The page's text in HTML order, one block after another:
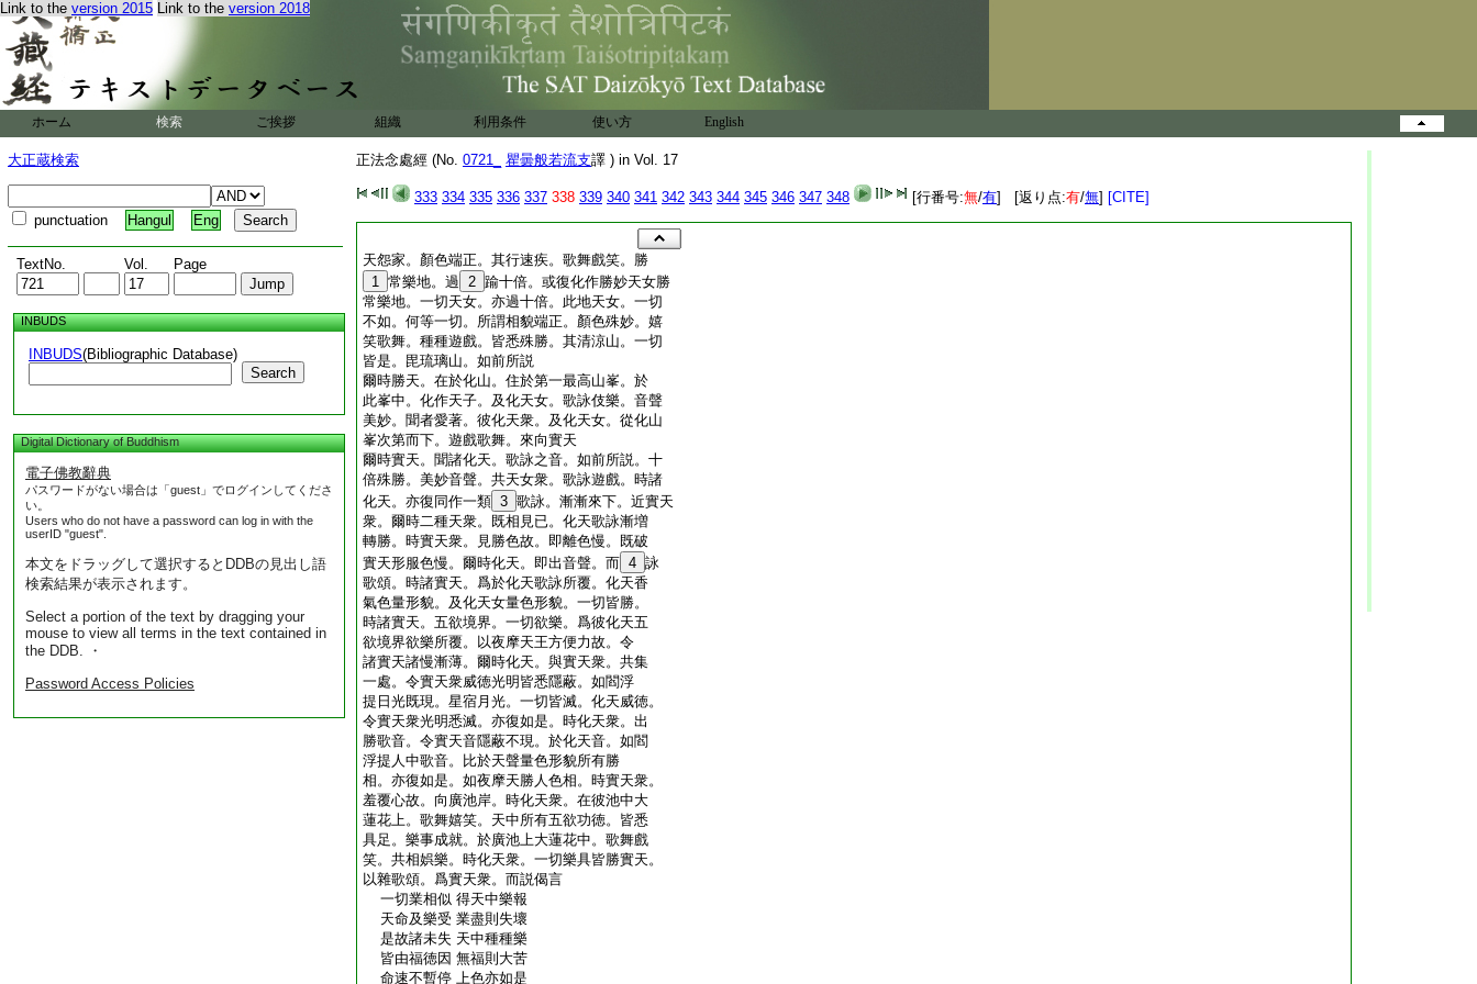
Link to the version 2015 Link to the version 2018
ホーム 検索 ご挨拶 組織 利用条件 使い方 English
大正蔵検索
punctuation Hangul Eng
TextNo. Vol. Page
INBUDS
INBUDS(Bibliographic Database)
Search
Digital Dictionary of Buddhism
電子佛教辭典
パスワードがない場合は「guest」でログインしてくださ
い。
Users who do not have a password can log in with the
userID "guest".
本文をドラッグして選択するとDDBの見出し語
検索結果が表示されます。
Select a portion of the text by dragging your
mouse to view all terms in the text contained in
the DDB. ・
Password Access Policies
正法念處經 (No. 0721_ 瞿曇般若流支譯 ) in Vol. 17
333 334 335 336 337 338 339 340 341 342 343 344 345 346 347 348 [行番号:無/有] [返り点:有/無] [CITE]
天怨家。顏色端正。其行速疾。歌舞戲笑。勝
1 常樂地。過 2 踰十倍。或復化作勝妙天女勝
常樂地。一切天女。亦過十倍。此地天女。一切
不如。何等一切。所謂相貌端正。顏色殊妙。嬉
笑歌舞。種種遊戲。皆悉殊勝。其清涼山。一切
皆是。毘琉璃山。如前所説
爾時勝天。在於化山。住於第一最高山峯。於
此峯中。化作天子。及化天女。歌詠伎樂。音聲
美妙。聞者愛著。彼化天衆。及化天女。從化山
峯次第而下。遊戲歌舞。來向實天
爾時實天。聞諸化天。歌詠之音。如前所説。十
倍殊勝。美妙音聲。共天女衆。歌詠遊戲。時諸
化天。亦復同作一類 3 歌詠。漸漸來下。近實天
衆。爾時二種天衆。既相見已。化天歌詠漸増
轉勝。時實天衆。見勝色故。即離色慢。既破
實天形服色慢。爾時化天。即出音聲。而 4 詠
歌頌。時諸實天。爲於化天歌詠所覆。化天香
氣色量形貌。及化天女量色形貌。一切皆勝。
時諸實天。五欲境界。一切欲樂。爲彼化天五
欲境界欲樂所覆。以夜摩天王方便力故。令
諸實天諸慢漸薄。爾時化天。與實天衆。共集
一處。令實天衆威徳光明皆悉隱蔽。如閻浮
提日光既現。星宿月光。一切皆滅。化天威徳。
令實天衆光明悉滅。亦復如是。時化天衆。出
勝歌音。令實天音隱蔽不現。於化天音。如閻
浮提人中歌音。比於天聲量色形貌所有勝
相。亦復如是。如夜摩天勝人色相。時實天衆。
羞覆心故。向廣池岸。時化天衆。在彼池中大
蓮花上。歌舞嬉笑。天中所有五欲功徳。皆悉
具足。樂事成就。於廣池上大蓮花中。歌舞戲
笑。共相娯樂。時化天衆。一切樂具皆勝實天。
以雜歌頌。爲實天衆。而説偈言
一切業相似 得天中樂報
天命及樂受 業盡則失壞
是故諸未失 天中種種樂
皆由福徳因 無福則大苦
命速不暫停 上色亦如是